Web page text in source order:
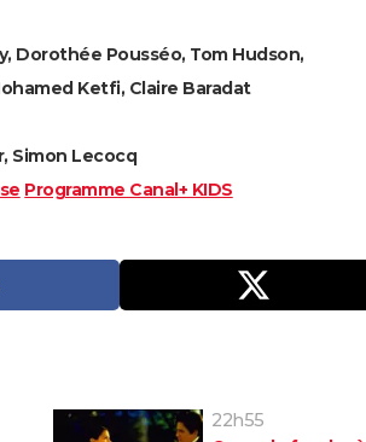
Dorothée Pousséo, Tom Hudson,
Ketfi, Claire Baradat
Simon Lecocq
Programme Canal+ KIDS
22h55